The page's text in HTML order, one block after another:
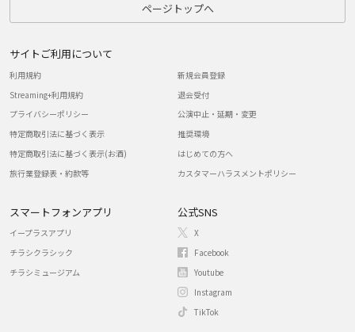
ページトップへ
サイトご利用について
利用規約
Streaming+利用規約
プライバシーポリシー
特定商取引法に基づく表示
特定商取引法に基づく表示(お酒)
旅行業登録表・約款等
新規会員登録
退会受付
公演中止・延期・変更
推奨環境
はじめての方へ
カスタマーハラスメントポリシー
スマートフォンアプリ
イープラスアプリ
チラシクラシック
チラシミュージアム
公式SNS
X
Facebook
Youtube
Instagram
TikTok